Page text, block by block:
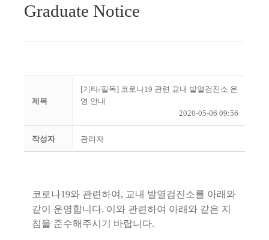
Graduate Notice
제목
[기타/필독] 코로나19 관련 교내 발열검진소 운
영 안내
2020-05-06 09:56
작성자 관리자
코로나19와 관련하여, 교내 발열검진소를 아래와
같이 운영합니다. 이와 관련하여 아래와 같은 지
침을 준수해주시기 바랍니다.